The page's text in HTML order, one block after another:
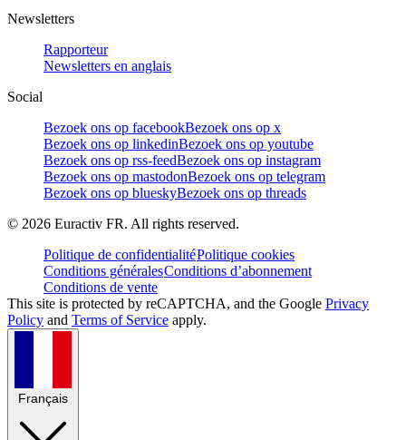
Newsletters
Rapporteur
Newsletters en anglais
Social
Bezoek ons op facebookBezoek ons op x
Bezoek ons op linkedinBezoek ons op youtube
Bezoek ons op rss-feedBezoek ons op instagram
Bezoek ons op mastodonBezoek ons op telegram
Bezoek ons op blueskyBezoek ons op threads
© 2026 Euractiv FR. All rights reserved.
Politique de confidentialitéPolitique cookies
Conditions généralesConditions d’abonnement
Conditions de vente
This site is protected by reCAPTCHA, and the Google Privacy
Policy and Terms of Service apply.
Français